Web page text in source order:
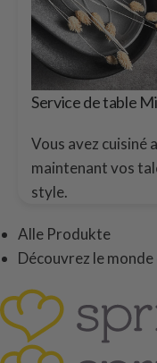
Service de table
Vous avez cuisiné
maintenant vos
style.
Alle Produkte
Découvrez le